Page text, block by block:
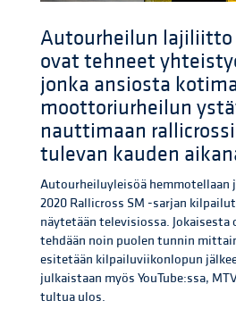
Autourheilun lajiliitto
ovat tehneet
jonka ansiosta
moottoriurheilun
nauttimaan
tulevan kauden
Autourheiluyleisöä hemmotellaan
2020 Rallicross SM -sarjan kilpailut
näytetään televisiossa.
tehdään noin puolen tunnin
esitetään kilpailuviikonlopun
julkaistaan myös YouTube:ssa,
tultua ulos.